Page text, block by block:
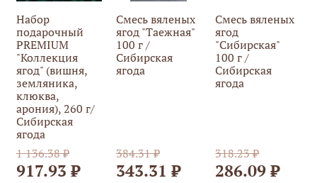
Набор
подарочный
PREMIUM
"Коллекция
ягод" (вишня,
земляника,
клюква,
арония), 260 г/
Сибирская
ягода
1 136.38 ₽
917.93 ₽
Смесь вяленых
ягод "Таежная"
100 г /
Сибирская
ягода
384.31 ₽
343.31 ₽
Смесь вяленых
ягод
"Сибирская"
100 г /
Сибирская
ягода
318.23 ₽
286.09 ₽